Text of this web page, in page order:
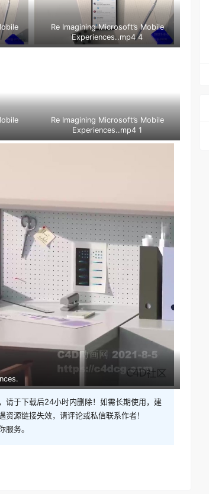
Re Imagining Microsoft’s Mobile
Experiences..mp4 4
Re Imagining Microsoft’s Mobile
请于下载后24小时内删除！如需长期使用，建
资源链接失效，请评论或私信联系作者！
服务。